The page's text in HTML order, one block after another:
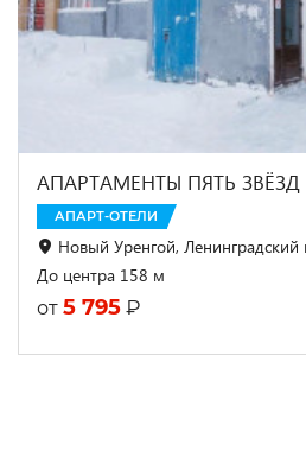
АПАРТАМЕНТЫ ПЯТЬ
АПАРТ-ОТЕЛИ
Новый Уренгой, Ленинградский
До центра 158 м
от 5 795 ₽